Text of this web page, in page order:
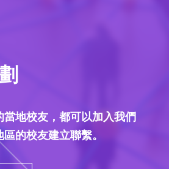
地校友，都可以加入我們
的校友建立聯繫。